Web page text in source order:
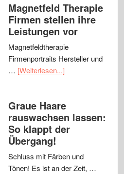
Magnetfeld Therapie
Firmen stellen ihre
Leistungen vor
Magnetfeldtherapie
Firmenportraits Hersteller und
… [Weiterlesen...]
Graue Haare
rauswachsen lassen:
So klappt der
Übergang!
Schluss mit Färben und
Tönen! Es ist an der Zeit, …